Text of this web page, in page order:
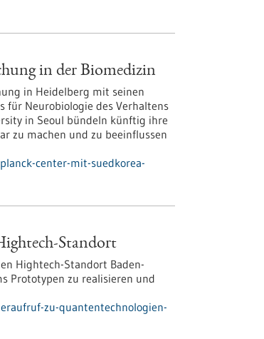
in der Biomedizin
in Heidelberg mit seinen
für Neurobiologie des Verhaltens
in Seoul bündeln künftig ihre
zu machen und zu beeinflussen
center-mit-suedkorea-
Standort
Hightech-Standort Baden-
Prototypen zu realisieren und
zu-quantentechnologien-